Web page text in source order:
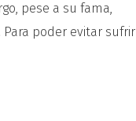
pese a su fama,
poder evitar sufrir